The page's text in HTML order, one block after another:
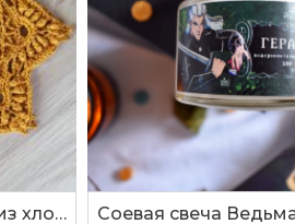
Салфетка рельефная из хлопка горчичного (золотистого) цвета